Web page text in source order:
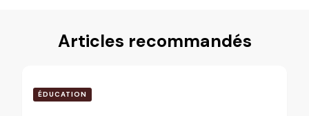
Articles recommandés
ÉDUCATION